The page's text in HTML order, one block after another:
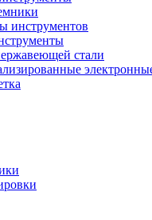
инструментов
стали